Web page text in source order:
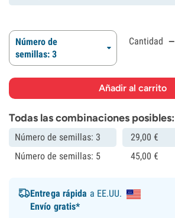
Número de
semillas: 3
Cantidad -
Todas las combinaciones posibles:
Número de semillas: 3 29,00 €
Número de semillas: 5 45,00 €
Entrega rápida a EE.UU.
Envío gratis*